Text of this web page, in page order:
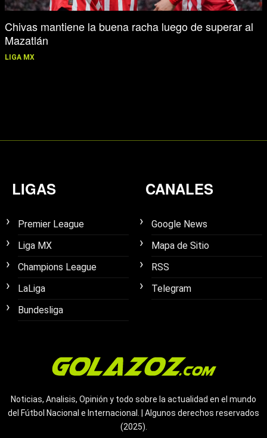
Chivas mantiene la buena racha luego de superar al
Mazatlán
LIGA MX
LIGAS
Premier League
Liga MX
Champions League
LaLiga
Bundesliga
CANALES
Google News
Mapa de Sitio
RSS
Telegram
Noticias, Analisis, Opinión y todo sobre la actualidad en el mundo
del Fútbol Nacional e Internacional. | Algunos derechos reservados
(2025).